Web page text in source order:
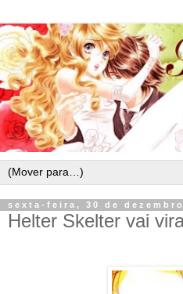
sexta-feira, 30 de dezembro
Helter Skelter vai